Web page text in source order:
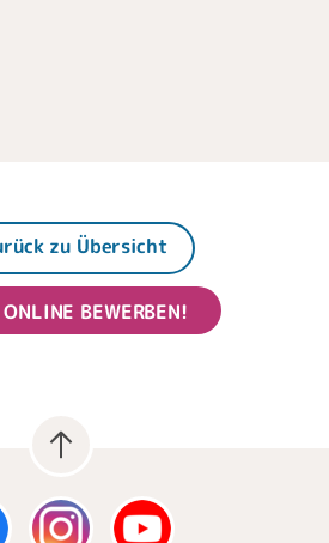
zu Übersicht
BEWERBEN!